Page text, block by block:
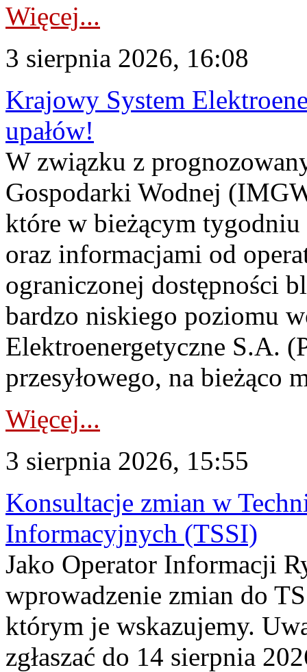
Więcej...
3 sierpnia 2026, 16:08
Krajowy System
upałów!
W związku z
Gospodarki Wodnej
które w bieżącym tygodniu
oraz informacjami od
ograniczonej dostępności
bardzo niskiego poziomu
Elektroenergetyczne S.A.
przesyłowego, na bieżąco
Więcej...
3 sierpnia 2026, 15:55
Konsultacje zmian w
Informacyjnych (TSSI)
Jako Operator Informacji
wprowadzenie zmian do
którym je wskazujemy.
zgłaszać do 14 sierpnia